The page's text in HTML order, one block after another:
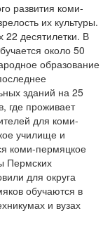
развития коми-
их культуры.
22 десятилетки. В
около 50
образование
зданий на 25
где проживает
для коми-
училище и
коми-пермяцкое
Пермских
для округа
обучаются в
и вузах